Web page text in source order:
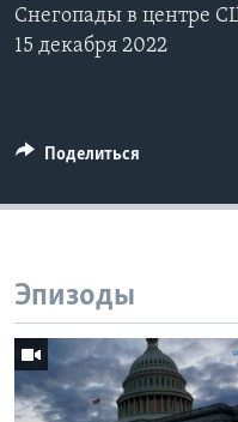
Снегопады в центре
15 декабря 2022
Поделиться
Эпизоды